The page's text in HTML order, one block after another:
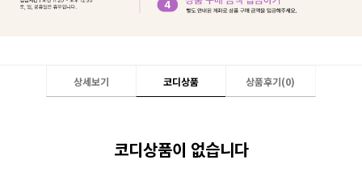
상세보기 코디상품 상품후기(0)
코디상품이 없습니다